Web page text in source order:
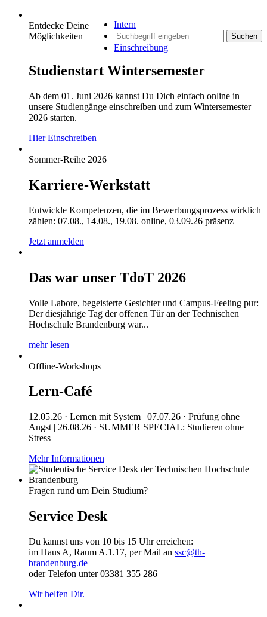
Intern
Suchen
Einschreibung
Entdecke Deine
Möglichkeiten
Studienstart Wintersemester
Ab dem 01. Juni 2026 kannst Du Dich einfach online in
unsere Studiengänge einschreiben und zum Wintersemester
2026 starten.
Hier Einschreiben
Sommer-Reihe 2026
Karriere-Werkstatt
Entwickle Kompetenzen, die im Bewerbungsprozess wirklich
zählen: 07.08., 14.08., 19.08. online, 03.09.26 präsenz
Jetzt anmelden
Das war unser TdoT 2026
Volle Labore, begeisterte Gesichter und Campus-Feeling pur:
Der diesjährige Tag der offenen Tür an der Technischen
Hochschule Brandenburg war...
mehr lesen
Offline-Workshops
Lern-Café
12.05.26 · Lernen mit System | 07.07.26 · Prüfung ohne
Angst | 26.08.26 · SUMMER SPECIAL: Studieren ohne
Stress
Mehr Informationen
Fragen rund um Dein Studium?
Service Desk
Du kannst uns von 10 bis 15 Uhr erreichen:
im Haus A, Raum A.1.17, per Mail an ssc@th-
brandenburg.de
oder Telefon unter 03381 355 286
Wir helfen Dir.